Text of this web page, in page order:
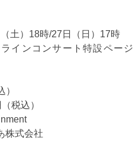
土）18時/27日（日）17時
インコンサート特設ページ
円（税込）
株式会社